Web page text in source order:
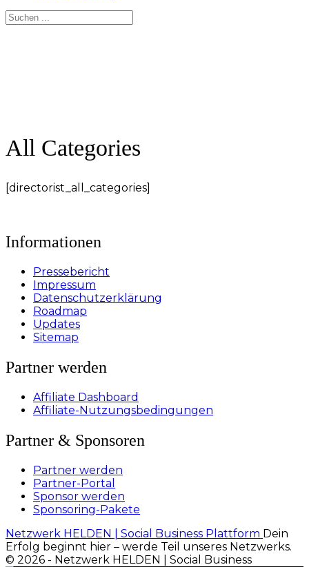
Suchen
nach:
All Categories
[directorist_all_categories]
Informationen
Pressebericht
Impressum
Datenschutzerklärung
Roadmap
Updates
Sitemap
Partner werden
Affiliate Dashboard
Affiliate-Nutzungsbedingungen
Partner & Sponsoren
Partner werden
Partner-Portal
Sponsor werden
Sponsoring-Pakete
Netzwerk HELDEN | Social Business Plattform Dein
Erfolg beginnt hier – werde Teil unseres Netzwerks.
© 2026 - Netzwerk HELDEN | Social Business